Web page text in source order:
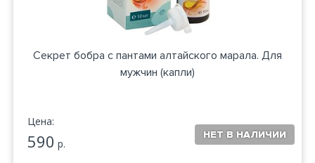
Секрет бобра с пантами алтайского марала. Для
мужчин (капли)
Цена:
590 р.